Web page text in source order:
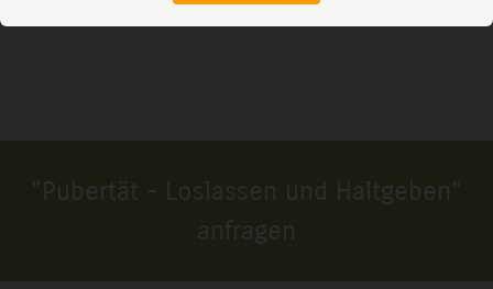
"Pubertät - Loslassen und Haltgeben"
anfragen